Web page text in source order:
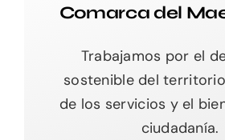
Comarca del
Trabajamos por el
sostenible del
de los servicios y el
ciudadanía.